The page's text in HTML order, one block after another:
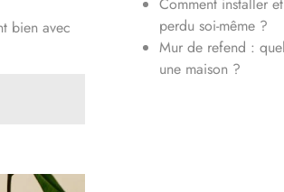
bien avec
Comment installer
perdu soi-même ?
Mur de refend :
une maison ?